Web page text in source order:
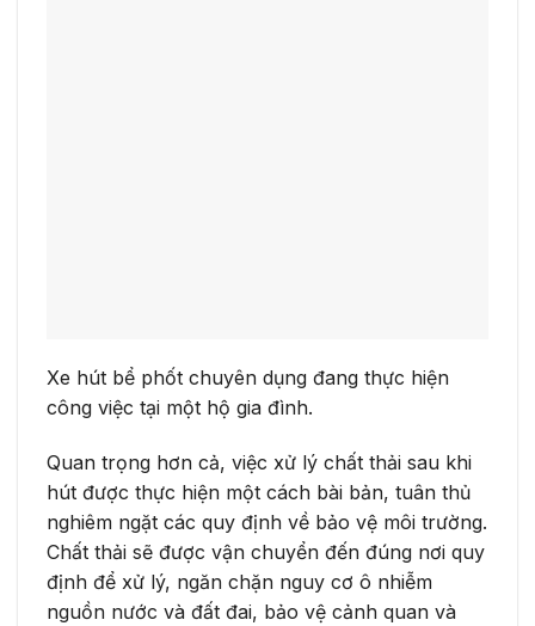
Xe hút bể phốt chuyên dụng đang thực hiện
công việc tại một hộ gia đình.
Quan trọng hơn cả, việc xử lý chất thải sau khi
hút được thực hiện một cách bài bản, tuân thủ
nghiêm ngặt các quy định về bảo vệ môi trường.
Chất thải sẽ được vận chuyển đến đúng nơi quy
định để xử lý, ngăn chặn nguy cơ ô nhiễm
nguồn nước và đất đai, bảo vệ cảnh quan và